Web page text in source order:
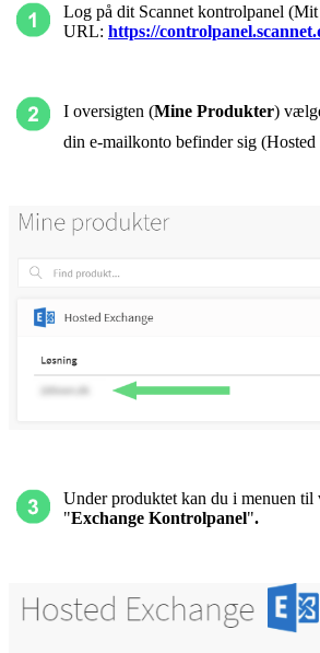
Log på dit Scannet kontrolpanel
URL: https://
I oversigten (Mine Produkter)
din e-mailkonto befinder sig (Hosted
Under produktet kan du i menuen til
"Exchange Kontrolpanel".